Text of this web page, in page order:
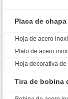
Placa de
Hoja de acero
Plato de acero
Hoja decorativa
Tira de bobina